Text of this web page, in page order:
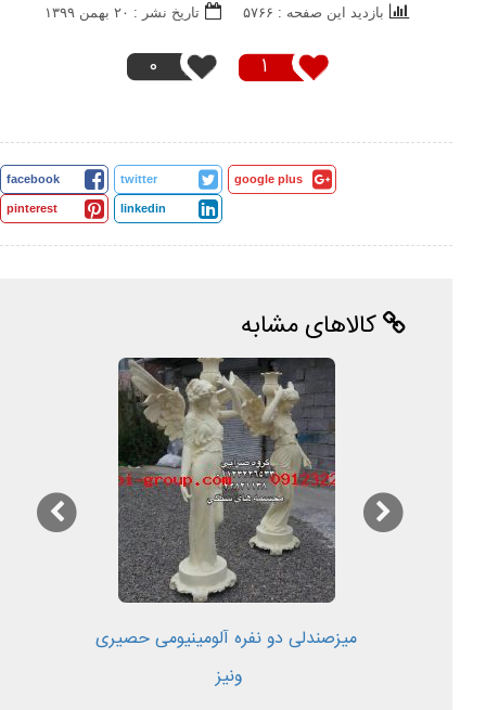
1
0
بازدید این صفحه : ۵۷۶۶ تاریخ نشر : ۲۰ بهمن ۱۳۹۹
facebook twitter google plus
pinterest linkedin
کالاهای مشابه
میزصندلی دو نفره آلومینیومی حصیری
ونیز ​